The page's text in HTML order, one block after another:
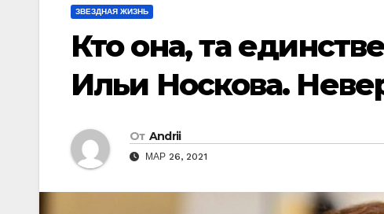
ЗВЕЗДНАЯ ЖИЗНЬ
Кто она, та
Ильи Носкова.
От Andrii
МАР 26, 2021